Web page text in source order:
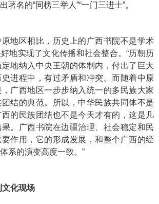
著名的“同榜三举人”“一门三进士”。
地区相比，历史上的广西书院不是学术
地实现了文化传播和社会整合。“历朝历
地纳入中央王朝的体制内，付出了巨大
进程中，有过矛盾和冲突。而随着中原
广西地区一步步纳入统一的多民族大家
结的典范。所以，中华民族共同体不是
的民族团结也不是今天才有的，这是几
。广西书院在边疆治理、社会稳定和民
作用，它的形成发展，和整个广西的经
系的演变高度一致。”
文化现场